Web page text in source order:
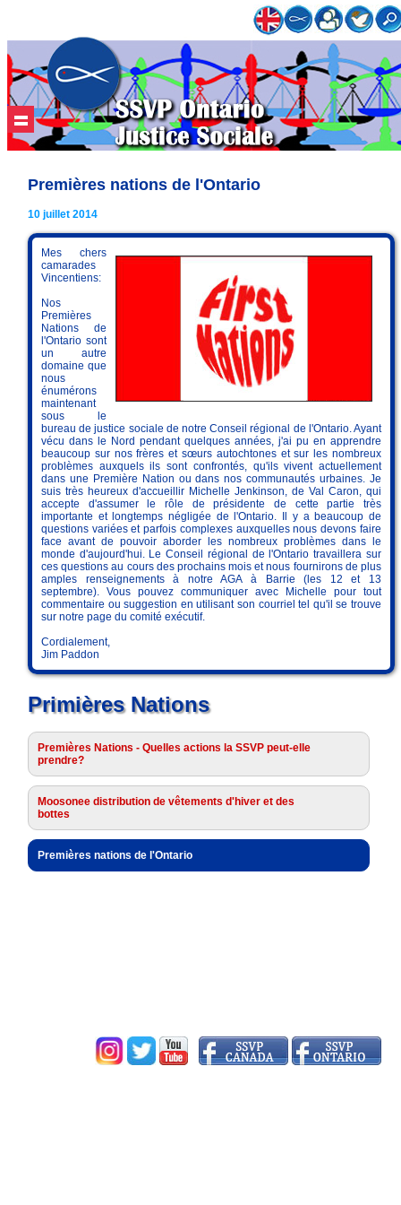
Premières nations de l'Ontario
10 juillet 2014
Mes chers
camarades
Vincentiens:
Nos
Premières
Nations de
l'Ontario sont
un autre
domaine que
nous
énumérons
maintenant
sous le
bureau de justice sociale de notre Conseil régional de l'Ontario. Ayant
vécu dans le Nord pendant quelques années, j'ai pu en apprendre
beaucoup sur nos frères et sœurs autochtones et sur les nombreux
problèmes auxquels ils sont confrontés, qu'ils vivent actuellement
dans une Première Nation ou dans nos communautés urbaines. Je
suis très heureux d'accueillir Michelle Jenkinson, de Val Caron, qui
accepte d'assumer le rôle de présidente de cette partie très
importante et longtemps négligée de l'Ontario. Il y a beaucoup de
questions variées et parfois complexes auxquelles nous devons faire
face avant de pouvoir aborder les nombreux problèmes dans le
monde d'aujourd'hui. Le Conseil régional de l'Ontario travaillera sur
ces questions au cours des prochains mois et nous fournirons de plus
amples renseignements à notre AGA à Barrie (les 12 et 13
septembre). Vous pouvez communiquer avec Michelle pour tout
commentaire ou suggestion en utilisant son courriel tel qu'il se trouve
sur notre page du comité exécutif.
Cordialement,
Jim Paddon
Primières Nations
Premières Nations - Quelles actions la SSVP peut-elle
prendre?
Moosonee distribution de vêtements d'hiver et des
bottes
Premières nations de l'Ontario